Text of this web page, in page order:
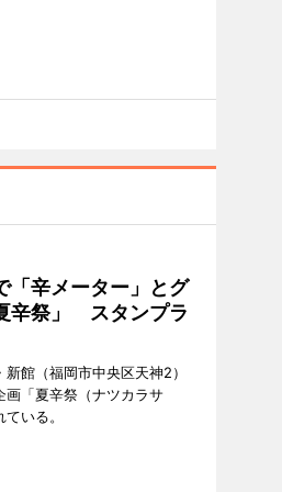
「辛メーター」とグ
辛祭」 スタンプラ
館（福岡市中央区天神2）
画「夏辛祭（ナツカラサ
いる。